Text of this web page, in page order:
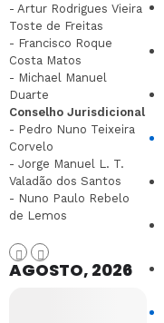
- Artur Rodrigues Vieira
Toste de Freitas
- Francisco Roque
Costa Matos
- Michael Manuel
Duarte
Conselho Jurisdicional
- Pedro Nuno Teixeira
Corvelo
- Jorge Manuel L. T.
Valadão dos Santos
- Nuno Paulo Rebelo
de Lemos
AGOSTO, 2026